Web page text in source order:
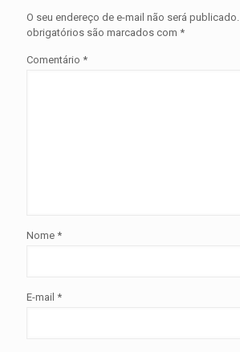
O seu endereço de e-mail não será publicado.
obrigatórios são marcados com *
Comentário *
Nome *
E-mail *